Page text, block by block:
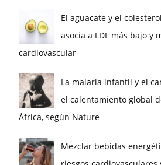
El aguacate y el
asocia a LDL más bajo y
cardiovascular
La malaria infantil y el
el calentamiento global
África, según Nature
Mezclar bebidas